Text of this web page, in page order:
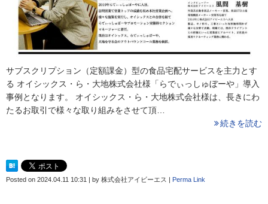
サブスクリプション（定額課金）型の食品宅配サービスを主力とす
る オイシックス・ら・大地株式会社様「らでぃっしゅぼーや」導入
事例となります。 オイシックス・ら・大地株式会社様は、長きにわ
たるお取引で様々な取り組みをさせて頂…
続きを読む
Posted on 2024.04.11 10:31 | by 株式会社アイビーエス | Perma Link